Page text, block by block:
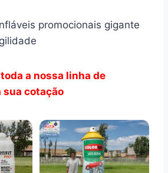
promocionais gigante
a nossa linha de
sua cotação